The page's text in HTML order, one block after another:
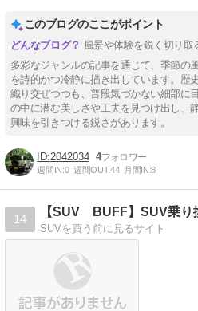
このブログのここがポイント
風景や体験を鋭く切り取
多彩なジャンルの記事を通じて、季節の
を詩的かつ冷静に描き出しています。歴
織り交ぜつつも、普段気づかない細部に
の中に潜む美しさや工夫を見つけ出し、
興味を引きつける鋭さがあります。
2042034 4
週間IN:0 週間OUT:44 月間IN:8
14
【SUV BUFF】SUV乗り
SUVを買う前に見るサイト